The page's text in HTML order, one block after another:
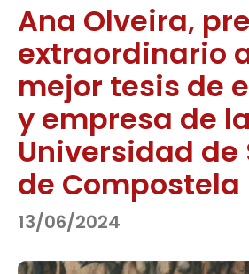
Ana Olveira,
extraordinario
mejor tesis de
y empresa de la
Universidad
de Compostela
13/06/2024